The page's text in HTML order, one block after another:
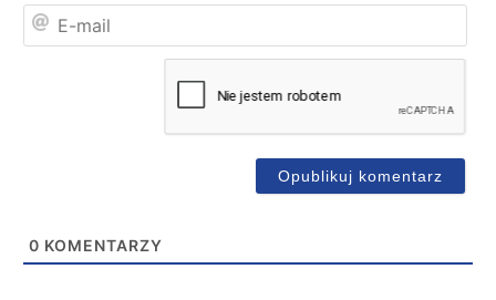
0 KOMENTARZY